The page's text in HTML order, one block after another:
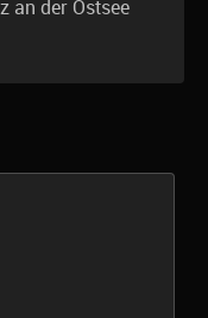
an der Ostsee